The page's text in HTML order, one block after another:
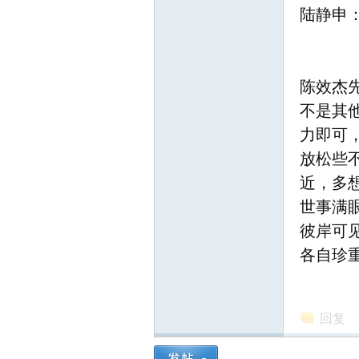
陆静申
陈效杰
不是其
力即可
放松些
近，多
世事满
彼岸可
各自珍
回复